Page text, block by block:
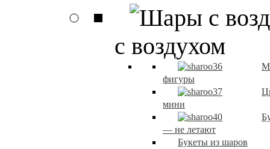
с воздухом
фигуры
мини
— не летают
Букеты из шаров